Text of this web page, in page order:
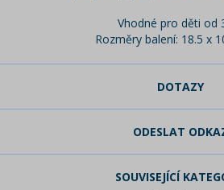
Vhodné pro děti od
Rozměry balení: 18.5 x
DOTAZY
ODESLAT
SOUVISEJÍCÍ